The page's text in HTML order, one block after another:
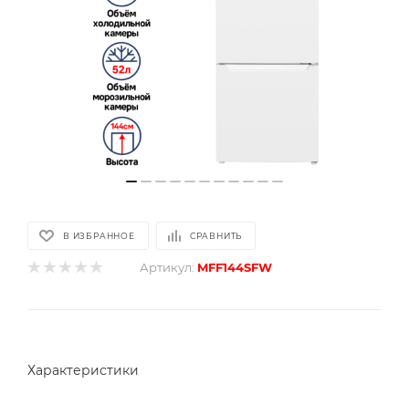
В ИЗБРАННОЕ СРАВНИТЬ
Артикул: MFF144SFW
Характеристики